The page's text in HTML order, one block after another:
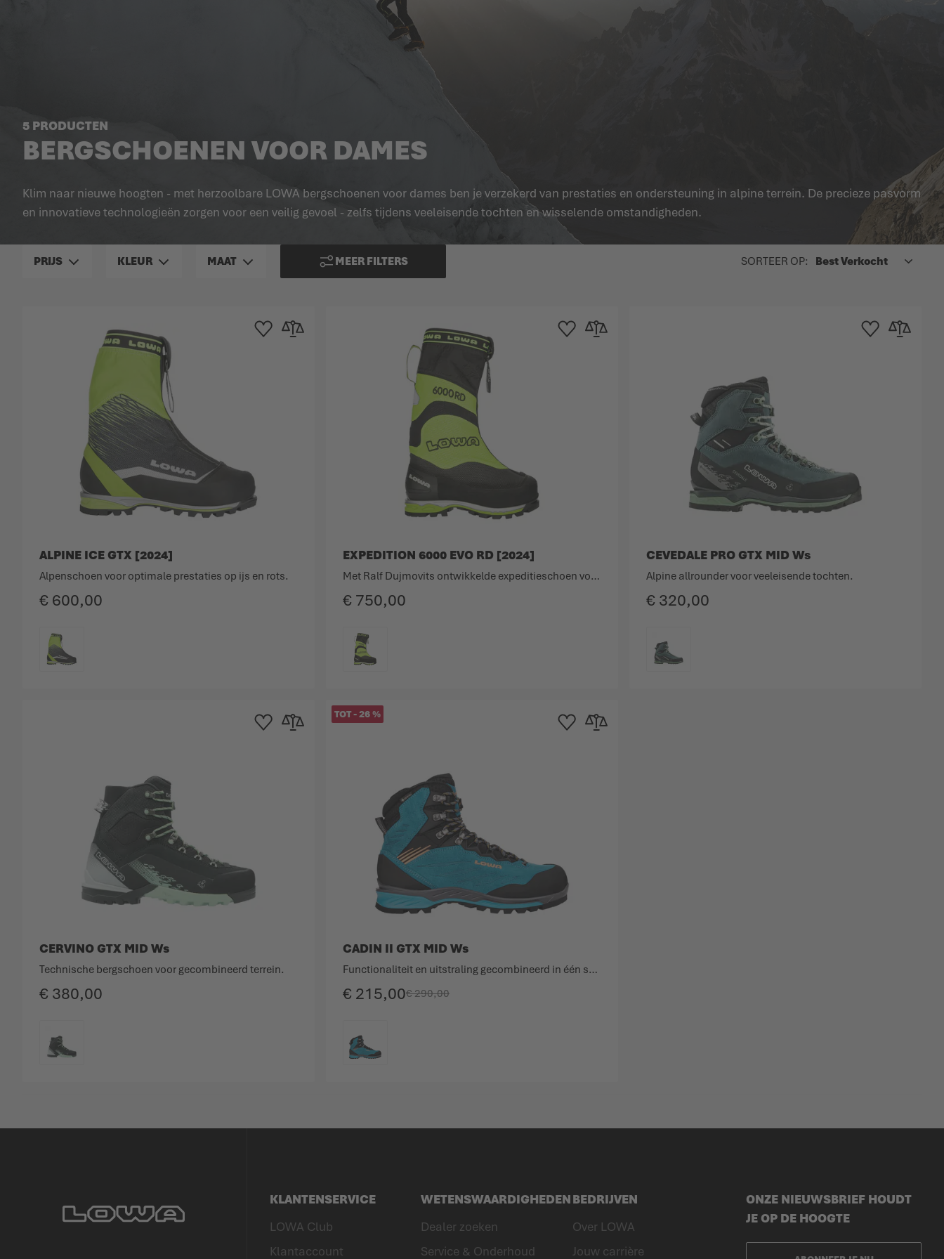
BERGSCHOENEN VOOR DAMES
5 PRODUCTEN
Klim naar nieuwe hoogten - met herzoolbare LOWA bergschoenen voor dames ben je verzekerd van prestaties en ondersteuning in alpine terrein. De precieze pasvorm
en innovatieve technologieën zorgen voor een veilig gevoel - zelfs tijdens veeleisende tochten en wisselende omstandigheden.
PRIJS KLEUR MAAT MEER FILTERS SORTEER OP: BOVEN
€ 600,00
ALPINE ICE GTX [2024]
KLEURCODE
Alpenschoen voor optimale prestaties op ijs en rots.
Toevoegen aan verlanglijst
Toevoegen om te vergelijken
€ 750,00
EXPEDITION 6000 EVO RD [2024]
KLEURCODE
Met Ralf Dujmovits ontwikkelde expeditieschoen voor 6000´ers.
Toevoegen aan verlanglijst
Toevoegen om te vergelijken
€ 320,00
CEVEDALE PRO GTX MID Ws
KLEURCODE
Alpine allrounder voor veeleisende tochten.
Toevoegen aan
Toevoegen
€ 380,00
CERVINO GTX MID Ws
KLEURCODE
Technische bergschoen voor gecombineerd terrein.
Toevoegen aan verlanglijst
Toevoegen om te vergelijken
TOT-26%
€ 215,00€ 290,00
CADIN II GTX MID Ws
KLEURCODE
Functionaliteit en uitstraling gecombineerd in één sportieve alpine schoen.
Toevoegen aan verlanglijst
Toevoegen om te vergelijken
KLANTENSERVICE
LOWA Club
Klantaccount
WETENSWAARDIGHEDEN
Dealer zoeken
Service & Onderhoud
BEDRIJVEN
Over LOWA
Jouw carrière
ONZE NIEUWSBRIEF HOUDT
JE OP DE HOOGTE